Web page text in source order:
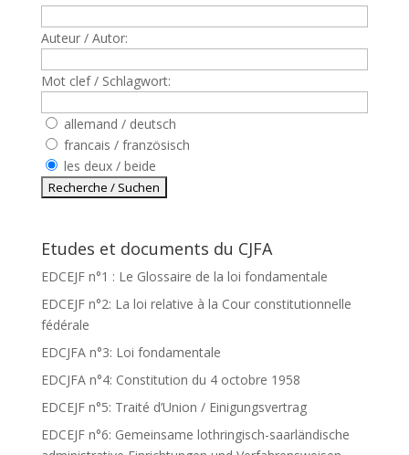
Auteur / Autor:
Mot clef / Schlagwort:
allemand / deutsch
francais / französisch
les deux / beide
Etudes et documents du CJFA
EDCEJF n°1 : Le Glossaire de la loi fondamentale
EDCEJF n°2: La loi relative à la Cour constitutionnelle
fédérale
EDCJFA n°3: Loi fondamentale
EDCJFA n°4: Constitution du 4 octobre 1958
EDCEJF n°5: Traité d’Union / Einigungsvertrag
EDCEJF n°6: Gemeinsame lothringisch-saarländische